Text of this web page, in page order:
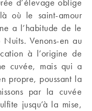
où le saint-amour
a l’habitude de le
Venons-en au
à l’origine de
cuvée, mais qui a
propre, poussant la
par la cuvée
jusqu’à la mise,